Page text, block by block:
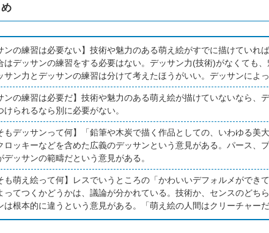
ンの練習は必要ない】技術や魅力のある萌え絵がすでに描けてい
はデッサンの練習をする必要はない。デッサン力(技術)がなくても
サン力とデッサンの練習は分けて考えたほうがいい。デッサンによ
ンの練習は必要だ】技術や魅力のある萌え絵が描けていないなら
けられるなら別に必要がない。
もデッサンって何】「鉛筆や木炭で描く作品としての、いわゆる
ロッキーなどを含めた広義のデッサンという意見がある。パース、
デッサンの範疇だという意見がある。
も萌え絵って何】レスでいうところの「かわいいデフォルメがで
ってつくかどうかは、議論が分かれている。技術か、センスのどち
は根本的に違うという意見がある。「萌え絵の人間はクリーチャー